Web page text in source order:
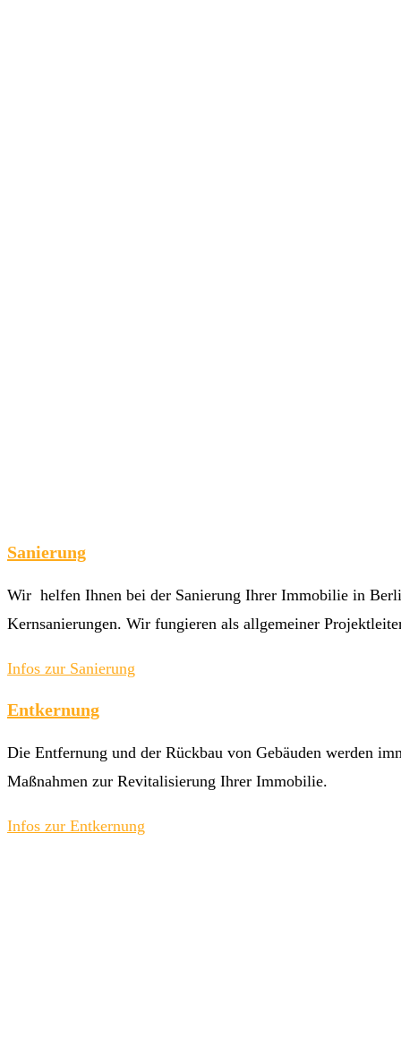
Sanierung
Wir helfen Ihnen bei der Sanierung Ihrer Immobilie in
Kernsanierungen. Wir fungieren als allgemeiner
Infos zur Sanierung
Entkernung
Die Entfernung und der Rückbau von Gebäuden werden
Maßnahmen zur Revitalisierung Ihrer Immobilie.
Infos zur Entkernung